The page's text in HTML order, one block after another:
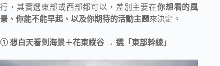
行，其實選東部或西部都可以，差別主要在你想看的風
景、你能不能早起、以及你期待的活動主題來決定。
① 想白天看到海景＋花東縱谷 → 選「東部幹線」